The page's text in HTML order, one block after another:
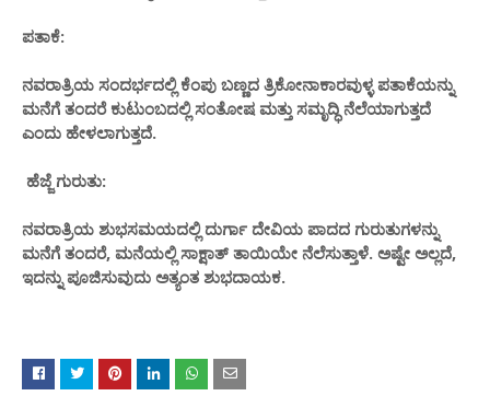
ಪತಾಕೆ:
ನವರಾತ್ರಿಯ ಸಂದರ್ಭದಲ್ಲಿ ಕೆಂಪು ಬಣ್ಣದ ತ್ರಿಕೋನಾಕಾರವುಳ್ಳ ಪತಾಕೆಯನ್ನು
ಮನೆಗೆ ತಂದರೆ ಕುಟುಂಬದಲ್ಲಿ ಸಂತೋಷ ಮತ್ತು ಸಮೃದ್ಧಿ ನೆಲೆಯಾಗುತ್ತದೆ
ಎಂದು ಹೇಳಲಾಗುತ್ತದೆ.
ಹೆಜ್ಜೆ ಗುರುತು:
ನವರಾತ್ರಿಯ ಶುಭಸಮಯದಲ್ಲಿ ದುರ್ಗಾ ದೇವಿಯ ಪಾದದ ಗುರುತುಗಳನ್ನು
ಮನೆಗೆ ತಂದರೆ, ಮನೆಯಲ್ಲಿ ಸಾಕ್ಷಾತ್ ತಾಯಿಯೇ ನೆಲೆಸುತ್ತಾಳೆ. ಅಷ್ಟೇ ಅಲ್ಲದೆ,
ಇದನ್ನು ಪೂಜಿಸುವುದು ಅತ್ಯಂತ ಶುಭದಾಯಕ.